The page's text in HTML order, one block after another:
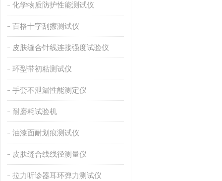
化学物质防护性能测试仪
百格十字刮擦测试仪
皮肤缝合针线连接强度试验仪
环型带初粘测试仪
手套不泄漏性能测定仪
耐磨耗试验机
油漆面耐划痕测试仪
皮肤缝合线线径测量仪
拉力听诊器耳环弹力测试仪